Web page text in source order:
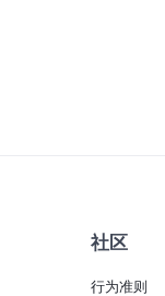
社区
行为准则